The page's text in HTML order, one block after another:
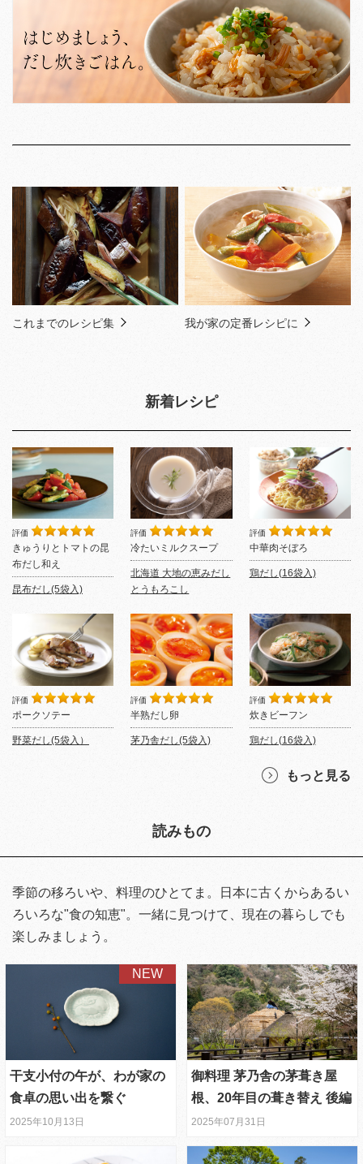
これまでのレシピ集 我が家の定番レシピに
新着レシピ
評価
きゅうりとトマトの昆
布だし和え
昆布だし(5袋入)
評価
冷たいミルクスープ
北海道 大地の恵みだし
とうもろこし
評価
中華肉そぼろ
鶏だし(16袋入)
評価
ポークソテー
野菜だし(5袋入）
評価
半熟だし卵
茅乃舎だし(5袋入)
評価
炊きビーフン
鶏だし(16袋入)
もっと見る
読みもの
季節の移ろいや、料理のひとてま。日本に古くからあるい
ろいろな"食の知恵"。一緒に見つけて、現在の暮らしでも
楽しみましょう。
干支小付の午が、わが家の
食卓の思い出を繋ぐ
2025年10月13日
御料理 茅乃舎の茅葺き屋
根、20年目の葺き替え 後編
2025年07月31日